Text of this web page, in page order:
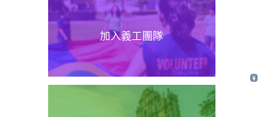
加入義工團隊